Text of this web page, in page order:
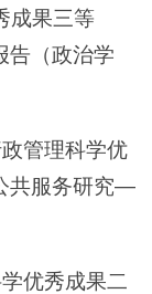
成果三等
告（政治学
管理科学优
共服务研究—
优秀成果二